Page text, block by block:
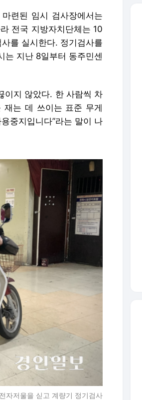
련된 임시 검사장에서는
전국 지방자치단체는 10
를 실시한다. 정기검사를
는 지난 8일부터 동주민센
이지 않았다. 한 사람씩 차
재는 데 쓰이는 표준 무게
중지입니다”라는 말이 나
자저울을 싣고 계량기 정기검사